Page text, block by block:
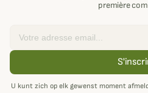
première
U kunt zich op elk gewenst moment